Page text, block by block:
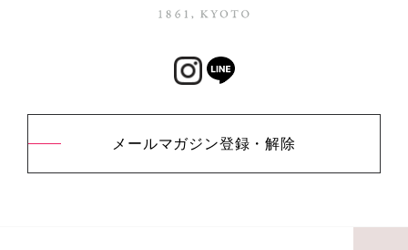
メールマガジン登録・解除